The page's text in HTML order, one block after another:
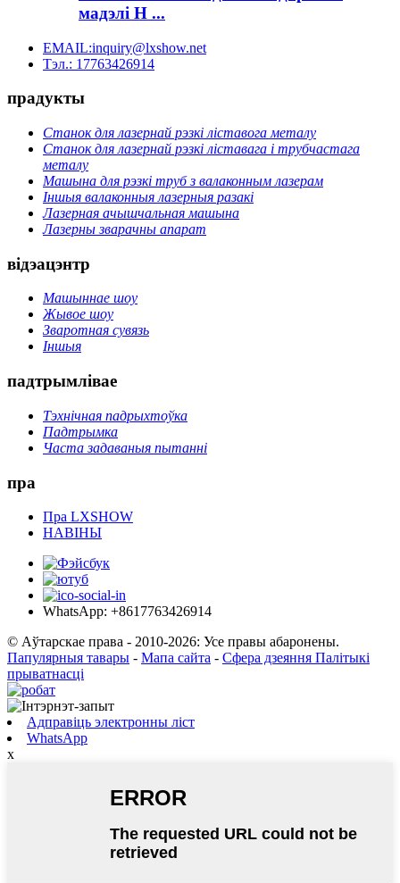
мадэлі H ...
EMAIL:inquiry@lxshow.net
Тэл.: 17763426914
прадукты
Станок для лазернай рэзкі ліставога металу
Станок для лазернай рэзкі ліставага і трубчастага
металу
Машына для рэзкі труб з валаконным лазерам
Іншыя валаконныя лазерныя разакі
Лазерная ачышчальная машына
Лазерны зварачны апарат
відэацэнтр
Машыннае шоу
Жывое шоу
Зваротная сувязь
Іншыя
падтрымлівае
Тэхнічная падрыхтоўка
Падтрымка
Часта задаваныя пытанні
пра
Пра LXSHOW
НАВІНЫ
WhatsApp: +8617763426914
© Аўтарскае права - 2010-2026: Усе правы абаронены.
Папулярныя тавары - Мапа сайта - Сфера дзеяння Палітыкі
прыватнасці
Адправіць электронны ліст
WhatsApp
x